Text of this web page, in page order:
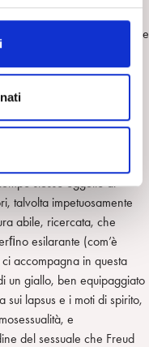
umano. Ci
riunioni e seguendone
del coinvolgimento
di quella cerchia
ai denti, vorrebbe
di quell’amour» nei
come sostituto.
stesso oggetto di
talvolta impetuosamente
abile, ricercata, che
esilarante (com’è
accompagna in questa
un giallo, ben equipaggiato
lapsus e i moti di spirito,
e
del sessuale che Freud